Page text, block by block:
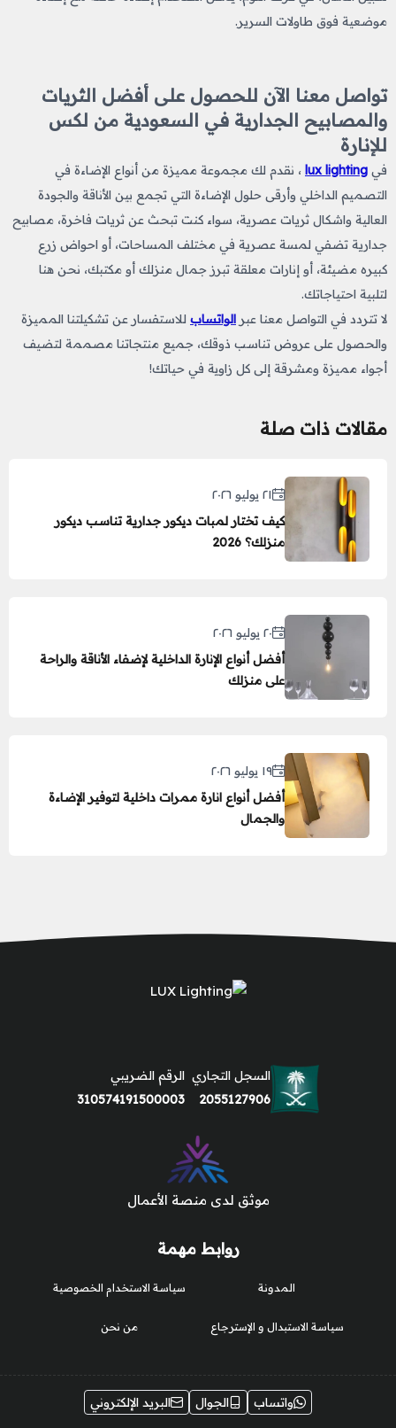
موضعية فوق طاولات السرير.
تواصل معنا الآن للحصول على أفضل الثريات
والمصابيح الجدارية في السعودية من لكس
للإنارة
في lux lighting ، نقدم لك مجموعة مميزة من أنواع الإضاءة في
التصميم الداخلي وأرقى حلول الإضاءة التي تجمع بين الأناقة والجودة
العالية واشكال ثريات عصرية، سواء كنت تبحث عن ثريات فاخرة، مصابيح
جدارية تضفي لمسة عصرية في مختلف المساحات، أو احواض زرع
كبيره مضيئة، أو إنارات معلقة تبرز جمال منزلك أو مكتبك، نحن هنا
لتلبية احتياجاتك.
لا تتردد في التواصل معنا عبر الواتساب للاستفسار عن تشكيلتنا المميزة
والحصول على عروض تناسب ذوقك، جميع منتجاتنا مصممة لتضيف
أجواء مميزة ومشرقة إلى كل زاوية في حياتك!
مقالات ذات صلة
٢١ يوليو ٢٠٢٦
كيف تختار لمبات ديكور جدارية تناسب ديكور
منزلك؟ 2026
٢٠ يوليو ٢٠٢٦
أفضل أنواع الإنارة الداخلية لإضفاء الأناقة والراحة
على منزلك
١٩ يوليو ٢٠٢٦
أفضل أنواع انارة ممرات داخلية لتوفير الإضاءة
والجمال
روابط مهمة
المدونة
سياسة الاستبدال و الإسترجاع
سياسة الاستخدام الخصوصية
من نحن
السجل التجاري
2055127906
الرقم الضريبي
310574191500003
موثق لدى منصة الأعمال
واتساب الجوال البريد الإلكتروني